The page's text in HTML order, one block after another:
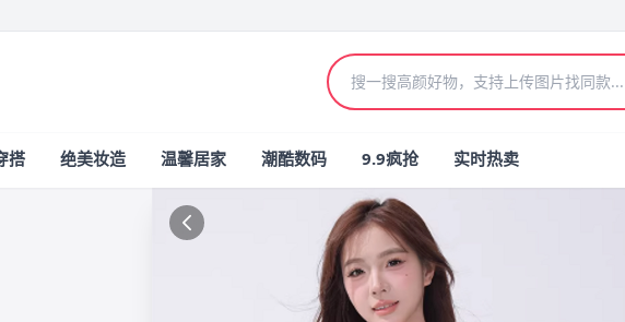
搭 绝美妆造 温馨居家 潮酷数码 9.9疯抢 实时热卖